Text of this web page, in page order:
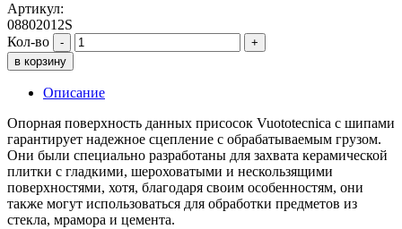
Артикул:
08802012S
Кол-во
-
+
в корзину
Описание
Опорная поверхность данных присосок Vuototecnica с шипами
гарантирует надежное сцепление с обрабатываемым грузом.
Они были специально разработаны для захвата керамической
плитки с гладкими, шероховатыми и нескользящими
поверхностями, хотя, благодаря своим особенностям, они
также могут использоваться для обработки предметов из
стекла, мрамора и цемента.